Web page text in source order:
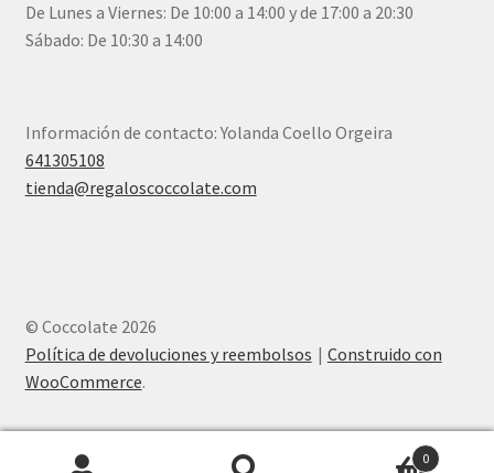
De Lunes a Viernes: De 10:00 a 14:00 y de 17:00 a 20:30
Sábado: De 10:30 a 14:00
Información de contacto: Yolanda Coello Orgeira
641305108
tienda@regaloscoccolate.com
© Coccolate 2026
Política de devoluciones y reembolsos
Construido con
WooCommerce.
0